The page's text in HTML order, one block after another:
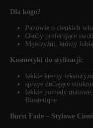
Dla kogo?
Panowie o cienkich
Osoby preferujące
Mężczyźni, którzy
Kosmetyki do stylizacji:
lekkie kremy
spraye dodające
lekkie pomady
Biostetique
Burst Fade – Stylowe